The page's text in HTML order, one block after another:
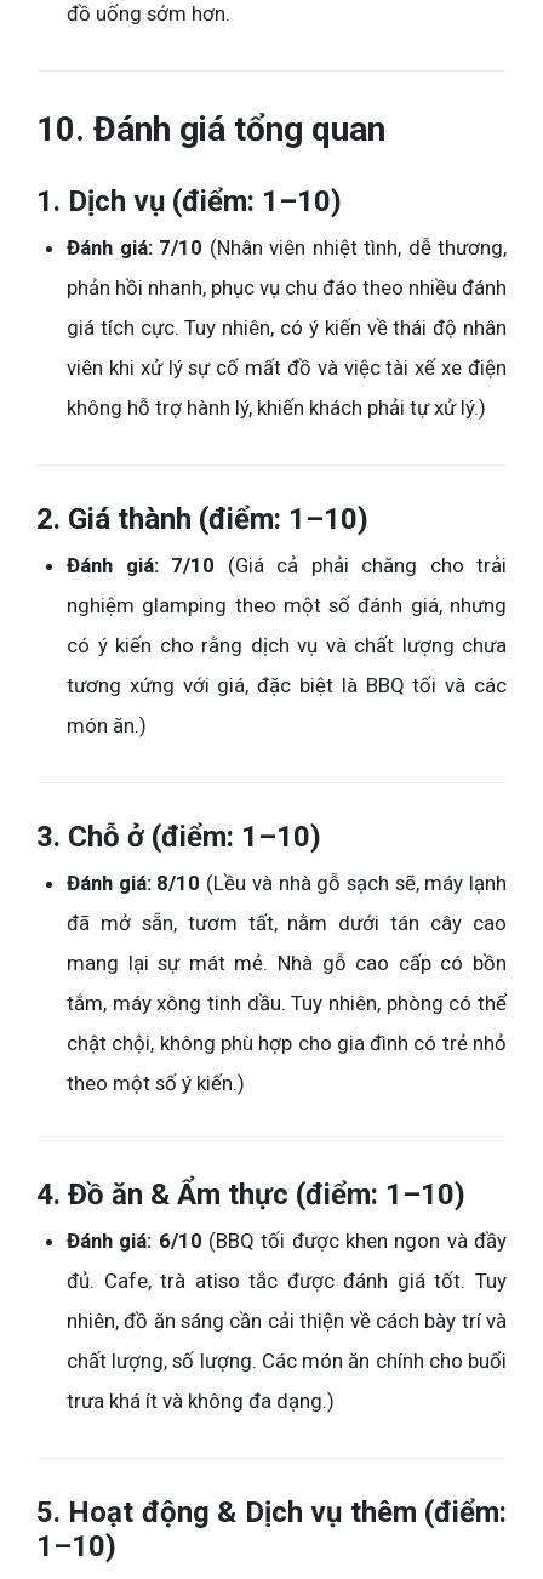
đồ uống sớm hơn.
10. Đánh giá tổng quan
1. Dịch vụ (điểm: 1–10)
Đánh giá: 7/10 (Nhân viên nhiệt tình, dễ thương,
phản hồi nhanh, phục vụ chu đáo theo nhiều đánh
giá tích cực. Tuy nhiên, có ý kiến về thái độ nhân
viên khi xử lý sự cố mất đồ và việc tài xế xe điện
không hỗ trợ hành lý, khiến khách phải tự xử lý.)
2. Giá thành (điểm: 1–10)
Đánh giá: 7/10 (Giá cả phải chăng cho trải
nghiệm glamping theo một số đánh giá, nhưng
có ý kiến cho rằng dịch vụ và chất lượng chưa
tương xứng với giá, đặc biệt là BBQ tối và các
món ăn.)
3. Chỗ ở (điểm: 1–10)
Đánh giá: 8/10 (Lều và nhà gỗ sạch sẽ, máy lạnh
đã mở sẵn, tươm tất, nằm dưới tán cây cao
mang lại sự mát mẻ. Nhà gỗ cao cấp có bồn
tắm, máy xông tinh dầu. Tuy nhiên, phòng có thể
chật chội, không phù hợp cho gia đình có trẻ nhỏ
theo một số ý kiến.)
4. Đồ ăn & Ẩm thực (điểm: 1–10)
Đánh giá: 6/10 (BBQ tối được khen ngon và đầy
đủ. Cafe, trà atiso tắc được đánh giá tốt. Tuy
nhiên, đồ ăn sáng cần cải thiện về cách bày trí và
chất lượng, số lượng. Các món ăn chính cho buổi
trưa khá ít và không đa dạng.)
5. Hoạt động & Dịch vụ thêm (điểm:
1–10)